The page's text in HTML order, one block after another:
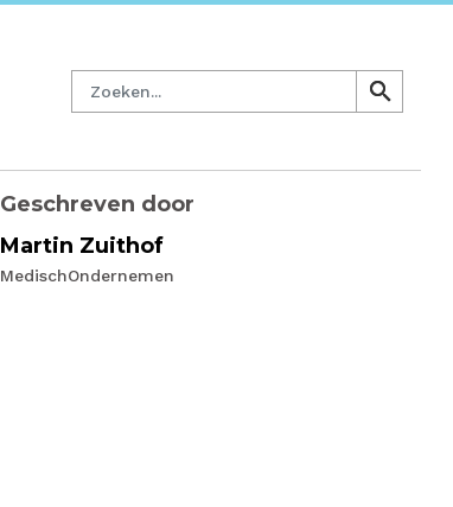
Zoeken
search
search
Geschreven door
Martin Zuithof
MedischOndernemen